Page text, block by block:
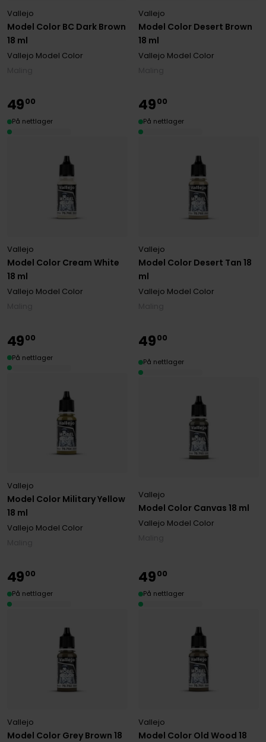
Model Color BC Dark Brown
18 ml
Vallejo
Vallejo Model Color
Model Color Desert Brown
18 ml
Vallejo
Vallejo Model Color
Model Color Cream White
18 ml
Vallejo
Vallejo Model Color
4900
På nettlager
Model Color Desert Tan 18
ml
Vallejo
Vallejo Model Color
4900
På nettlager
Model Color Military Yellow
18 ml
Vallejo
Vallejo Model Color
4900
På nettlager
Model Color Canvas 18 ml
Vallejo
Vallejo Model Color
4900
På nettlager
Model Color Grey Brown 18
Vallejo
4900
På nettlager
Model Color Old Wood 18
Vallejo
4900
På nettlager